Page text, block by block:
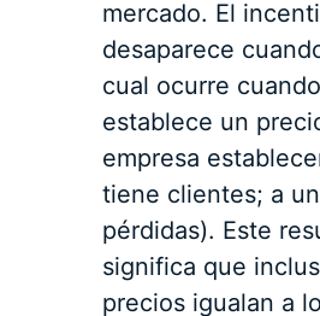
mercado. El
desaparece
cual ocurre
establece un
empresa
tiene clientes; a
pérdidas). Este
significa que
precios igualan a